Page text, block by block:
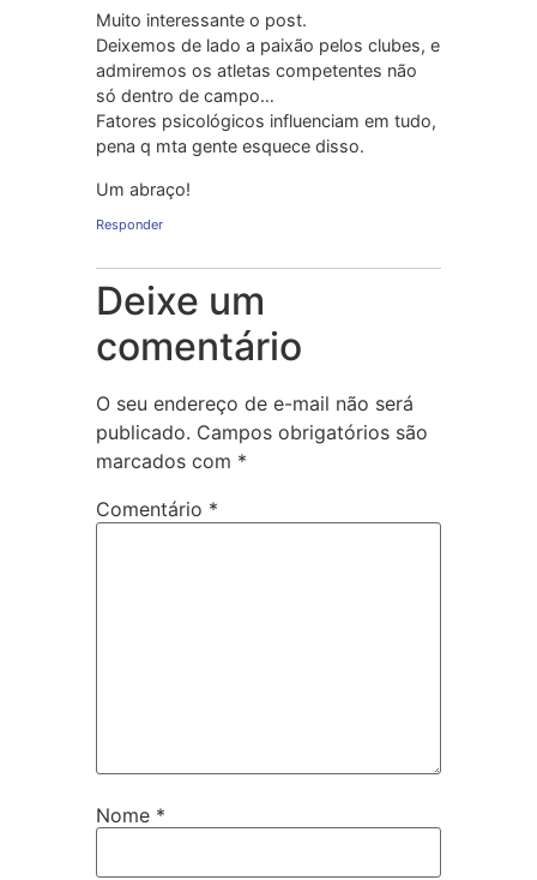
Muito interessante o post.
Deixemos de lado a paixão pelos clubes, e
admiremos os atletas competentes não
só dentro de campo…
Fatores psicológicos influenciam em tudo,
pena q mta gente esquece disso.
Um abraço!
Responder
Deixe um
comentário
O seu endereço de e-mail não será
publicado. Campos obrigatórios são
marcados com *
Comentário *
Nome *